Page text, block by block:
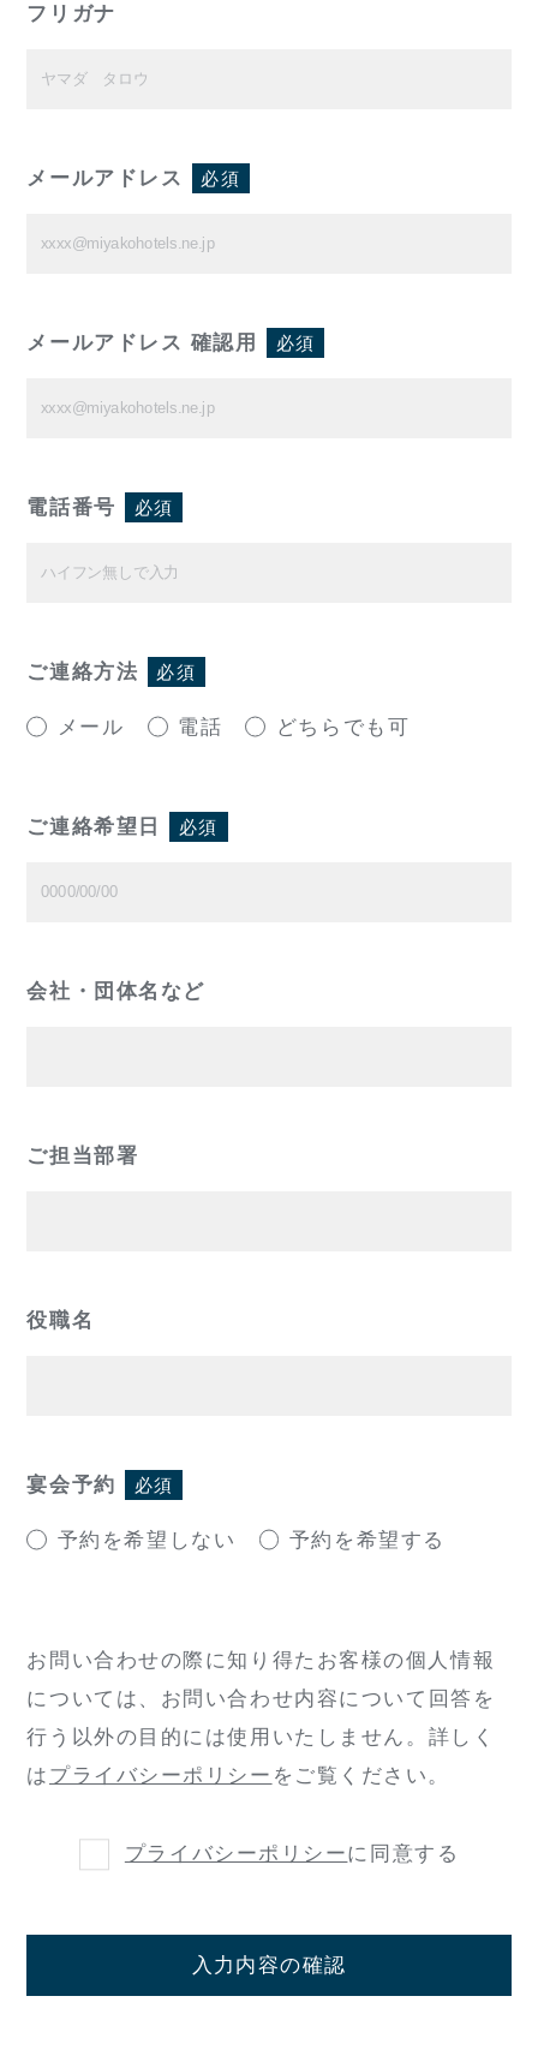
フリガナ
メールアドレス 必須
メールアドレス 確認用 必須
電話番号 必須
ご連絡方法 必須
メール 電話 どちらでも可
ご連絡希望日 必須
会社・団体名など
ご担当部署
役職名
宴会予約 必須
予約を希望しない 予約を希望する
お問い合わせの際に知り得たお客様の個人情報
については、 お問い合わせ内容について回答を
行う以外の目的には使用いたしません。 詳しく
は プライバシーポリシー をご覧ください。
プライバシーポリシーに同意する
入力内容の確認